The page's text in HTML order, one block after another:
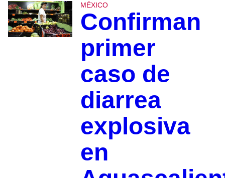
MÉXICO
Confirman
primer
caso de
diarrea
explosiva
en